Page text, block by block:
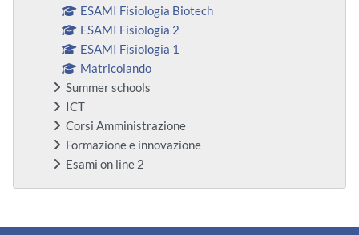
ESAMI Fisiologia Biotech
ESAMI Fisiologia 2
ESAMI Fisiologia 1
Matricolando
Summer schools
ICT
Corsi Amministrazione
Formazione e innovazione
Esami on line 2
Blocs supplémentaires